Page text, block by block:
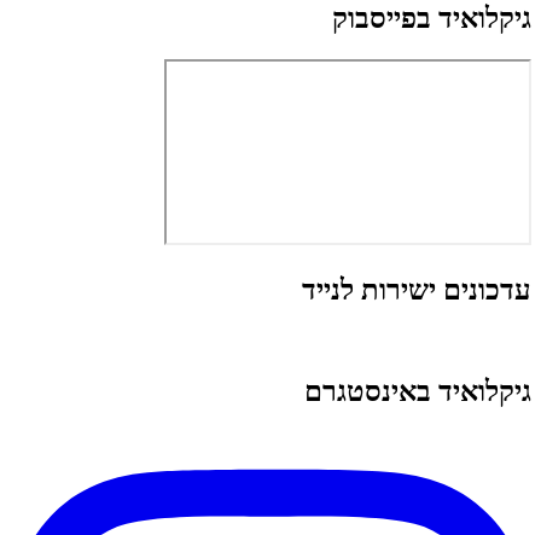
גיקלואיד בפייסבוק
עדכונים ישירות לנייד
גיקלואיד באינסטגרם